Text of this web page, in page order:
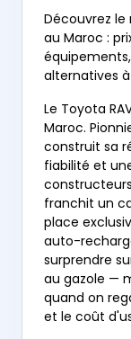
Découvrez le
au Maroc :
alternatives
Le Toyota
Maroc.
construit sa
fiabilité et
franchit un
place
auto-
surprendre
au gazole —
quand on
et le coût